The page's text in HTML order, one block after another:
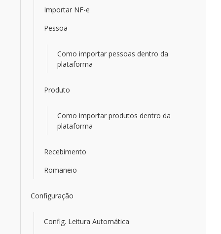
Importar NF-e
Pessoa
Como importar pessoas dentro da
plataforma
Produto
Como importar produtos dentro da
plataforma
Recebimento
Romaneio
Configuração
Config. Leitura Automática